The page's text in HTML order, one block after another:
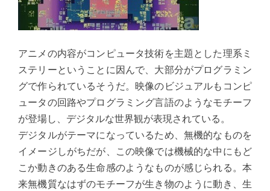
アニメの内容がコンピュータ技術を主題とした理系ミ
ステリーということに因んで、大部分がプログラミン
グで作られているそうだ。映像のビジュアルもコンピ
ュータの回路やプログラミング言語のようなモチーフ
が登場し、デジタルな世界観が表現されている。
デジタルがテーマになっているため、無機的なものを
イメージしがちだが、この映像では機械的な中にもど
こか動きのある生命感のようなものが感じられる。本
来無機質なはずのモチーフが生き物のように動き、生